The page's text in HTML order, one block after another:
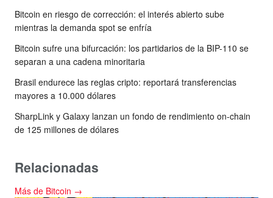
Bitcoin en riesgo de corrección: el interés abierto sube
mientras la demanda spot se enfría
Bitcoin sufre una bifurcación: los partidarios de la BIP-110 se
separan a una cadena minoritaria
Brasil endurece las reglas cripto: reportará transferencias
mayores a 10.000 dólares
SharpLink y Galaxy lanzan un fondo de rendimiento on-chain
de 125 millones de dólares
Relacionadas
Más de Bitcoin →